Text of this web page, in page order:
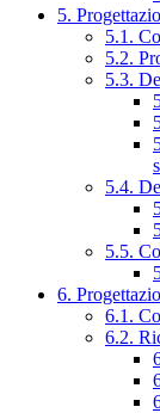
5.
5.1.
5.2.
5.3.
5.4.
5.5.
6.
6.1.
6.2.